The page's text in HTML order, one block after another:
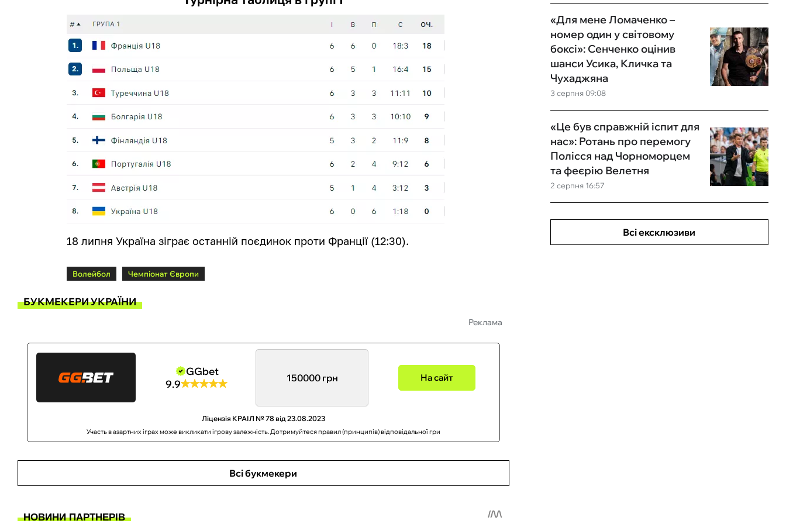
18 липня Україна зіграє останній поєдинок проти Франції (12:30).
Волейбол Чемпіонат Європи
БУКМЕКЕРИ УКРАЇНИ
Реклама
GGbet
9.9
150000 грн На сайт
Ліцензія КРАІЛ № 78 від 23.08.2023
Участь в азартних іграх може викликати ігрову залежність. Дотримуйтеся правил (принципів) відповідальної гри
Всі букмекери
3 серпня 09:08
«Для мене Ломаченко –
номер один у світовому
боксі»: Сенченко оцінив
шанси Усика, Кличка та
Чухаджяна
2 серпня 16:57
«Це був справжній іспит для
нас»: Ротань про перемогу
Полісся над Чорноморцем
та феєрію Велетня
Всі ексклюзиви